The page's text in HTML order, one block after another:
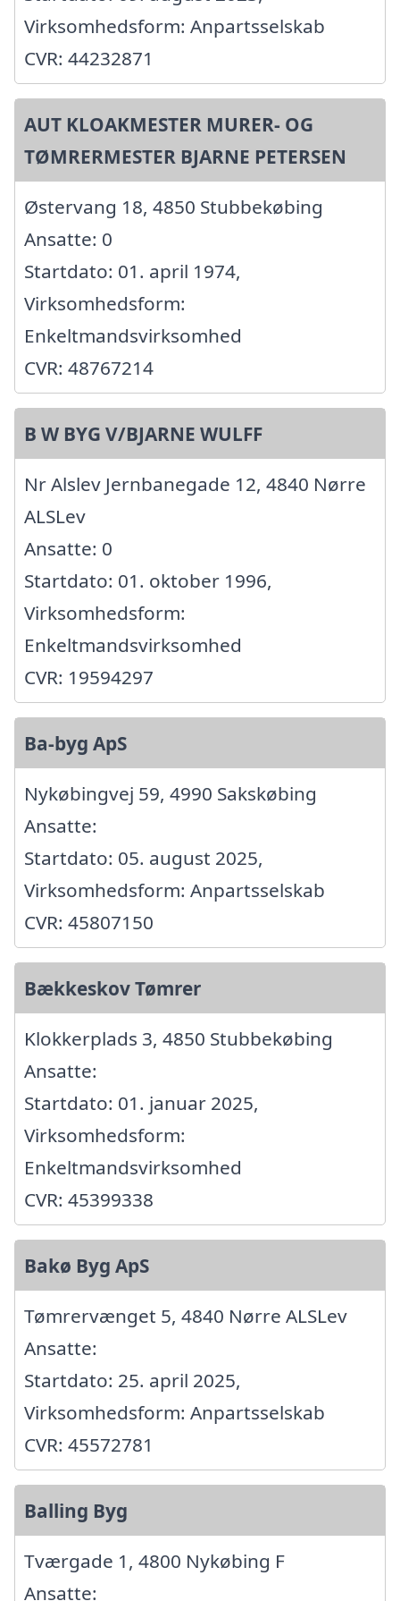
Virksomhedsform: Anpartsselskab
CVR: 44232871
AUT KLOAKMESTER MURER- OG
TØMRERMESTER BJARNE PETERSEN
Østervang 18, 4850 Stubbekøbing
Ansatte: 0
Startdato: 01. april 1974,
Virksomhedsform:
Enkeltmandsvirksomhed
CVR: 48767214
B W BYG V/BJARNE WULFF
Nr Alslev Jernbanegade 12, 4840 Nørre
ALSLev
Ansatte: 0
Startdato: 01. oktober 1996,
Virksomhedsform:
Enkeltmandsvirksomhed
CVR: 19594297
Ba-byg ApS
Nykøbingvej 59, 4990 Sakskøbing
Ansatte:
Startdato: 05. august 2025,
Virksomhedsform: Anpartsselskab
CVR: 45807150
Bækkeskov Tømrer
Klokkerplads 3, 4850 Stubbekøbing
Ansatte:
Startdato: 01. januar 2025,
Virksomhedsform:
Enkeltmandsvirksomhed
CVR: 45399338
Bakø Byg ApS
Tømrervænget 5, 4840 Nørre ALSLev
Ansatte:
Startdato: 25. april 2025,
Virksomhedsform: Anpartsselskab
CVR: 45572781
Balling Byg
Tværgade 1, 4800 Nykøbing F
Ansatte: